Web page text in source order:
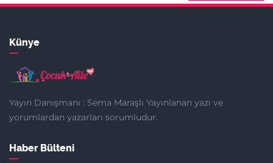
Künye
Yayın Danışmanı : Sema Maraşlı Yayınlanan yazı ve
yorumlardan yazarları sorumludur.
Haber Bülteni